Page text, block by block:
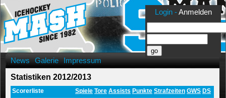
News Galerie Impressum
Statistiken 2012/2013
Scorerliste Spiele Tore Assists Punkte Strafzeiten GWS DS
Login -Anmelden